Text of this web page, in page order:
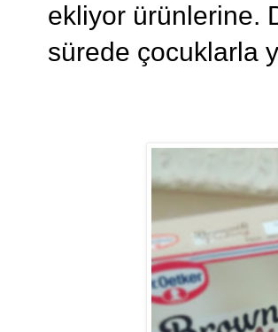
ekliyor ürünlerine.
sürede çocuklarla